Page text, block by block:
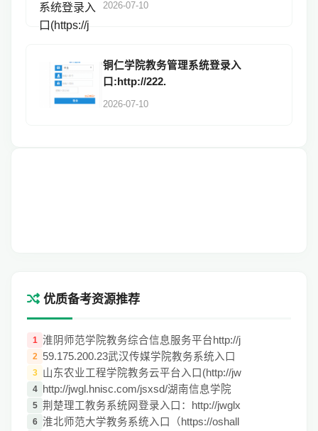
2026-07-10
铜仁学院教务管理系统登录入
口:http://222.
2026-07-10
优质备考资源推荐
1 淮阴师范学院教务综合信息服务平台http://j
2 59.175.200.23武汉传媒学院教务系统入口
3 山东农业工程学院教务云平台入口(http://jw
4 http://jwgl.hnisc.com/jsxsd/湖南信息学院
5 荆楚理工教务系统网登录入口：http://jwglx
6 淮北师范大学教务系统入口（https://oshall